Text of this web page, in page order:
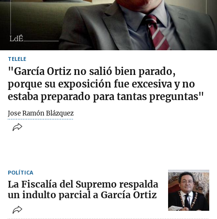
TELELE
"García Ortiz no salió bien parado,
porque su exposición fue excesiva y no
estaba preparado para tantas preguntas"
Jose Ramón Blázquez
POLÍTICA
La Fiscalía del Supremo respalda
un indulto parcial a García Ortiz